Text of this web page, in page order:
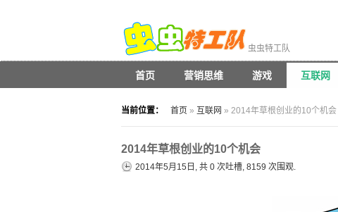
虫虫特工队
首页 营销思维 游戏 互联网
当前位置： 首页 » 互联网 » 2014年草根创业的10个机会
2014年草根创业的10个机会
2014年5月15日, 共 0 次吐槽, 8159 次围观.